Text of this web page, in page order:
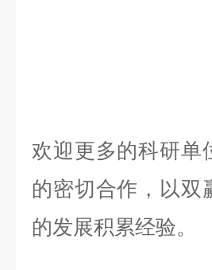
欢迎更多的科研单
的密切合作，以双
的发展积累经验。